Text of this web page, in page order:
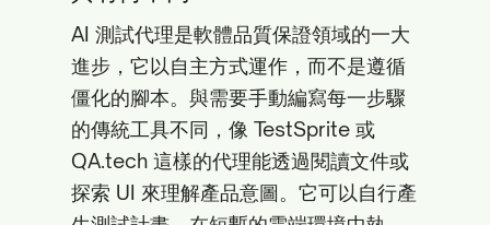
AI 測試代理是軟體品質保證領域的一大
進步，它以自主方式運作，而不是遵循
僵化的腳本。與需要手動編寫每一步驟
的傳統工具不同，像 TestSprite 或
QA.tech 這樣的代理能透過閱讀文件或
探索 UI 來理解產品意圖。它可以自行產